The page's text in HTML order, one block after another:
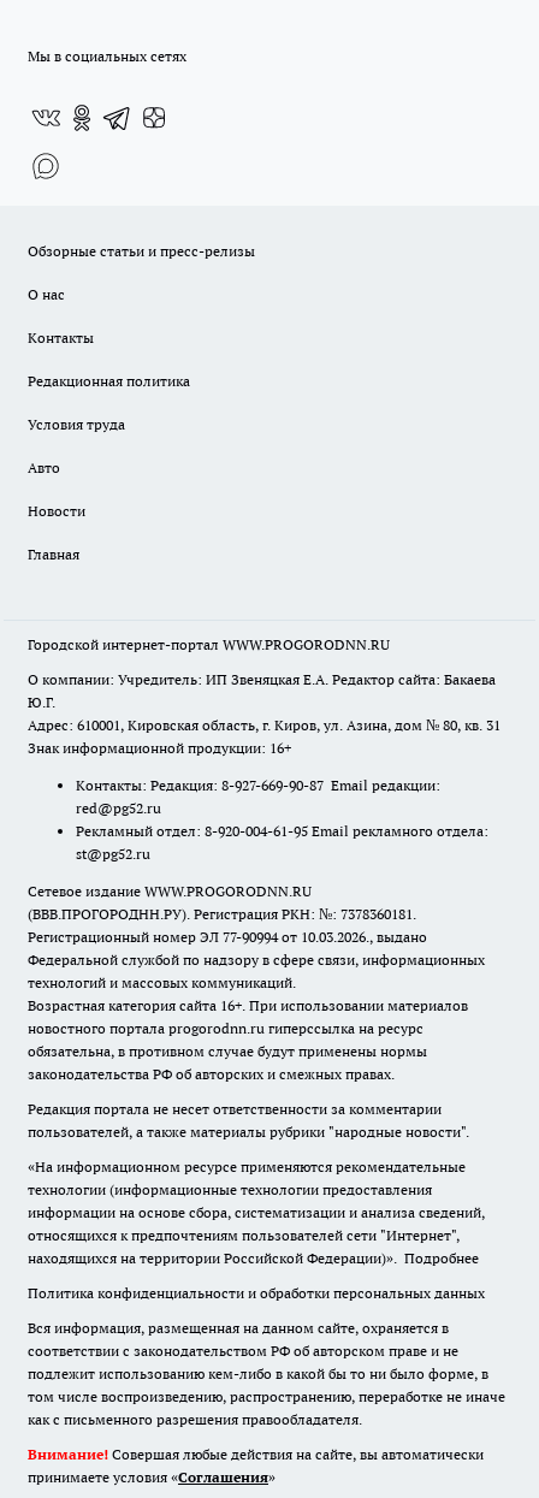
Мы в социальных сетях
Обзорные статьи и пресс-релизы
О нас
Контакты
Редакционная политика
Условия труда
Авто
Новости
Главная
Городской интернет-портал WWW.PROGORODNN.RU
О компании: Учредитель: ИП Звеняцкая Е.А. Редактор сайта: Бакаева
Ю.Г.
Адрес: 610001, Кировская область, г. Киров, ул. Азина, дом № 80, кв. 31
Знак информационной продукции: 16+
Контакты: Редакция: 8-927-669-90-87 Email редакции:
red@pg52.ru
Рекламный отдел: 8-920-004-61-95 Email рекламного отдела:
st@pg52.ru
Сетевое издание WWW.PROGORODNN.RU
(ВВВ.ПРОГОРОДНН.РУ). Регистрация РКН: №: 7378360181.
Регистрационный номер ЭЛ 77-90994 от 10.03.2026., выдано
Федеральной службой по надзору в сфере связи, информационных
технологий и массовых коммуникаций.
Возрастная категория сайта 16+. При использовании материалов
новостного портала progorodnn.ru гиперссылка на ресурс
обязательна, в противном случае будут применены нормы
законодательства РФ об авторских и смежных правах.
Редакция портала не несет ответственности за комментарии
пользователей, а также материалы рубрики "народные новости".
«На информационном ресурсе применяются рекомендательные
технологии (информационные технологии предоставления
информации на основе сбора, систематизации и анализа сведений,
относящихся к предпочтениям пользователей сети "Интернет",
находящихся на территории Российской Федерации)». Подробнее
Политика конфиденциальности и обработки персональных данных
Вся информация, размещенная на данном сайте, охраняется в
соответствии с законодательством РФ об авторском праве и не
подлежит использованию кем-либо в какой бы то ни было форме, в
том числе воспроизведению, распространению, переработке не иначе
как с письменного разрешения правообладателя.
Внимание! Совершая любые действия на сайте, вы автоматически
принимаете условия «Cоглашения»